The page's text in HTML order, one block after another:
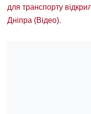
для транспорту
Дніпра (Відео).